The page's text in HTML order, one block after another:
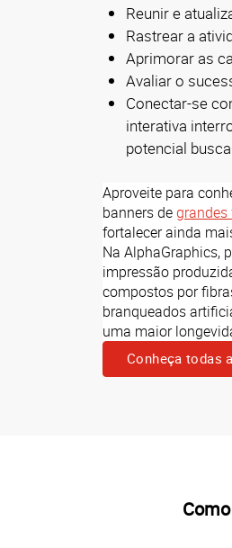
Reunir e
Rastrear a
Aprimorar as
Avaliar o
Conectar-se
interativa
potencial
Aproveite para
banners de
fortalecer ainda
Na AlphaGraphics,
impressão
compostos por
branqueados
uma maior
Conheça todas